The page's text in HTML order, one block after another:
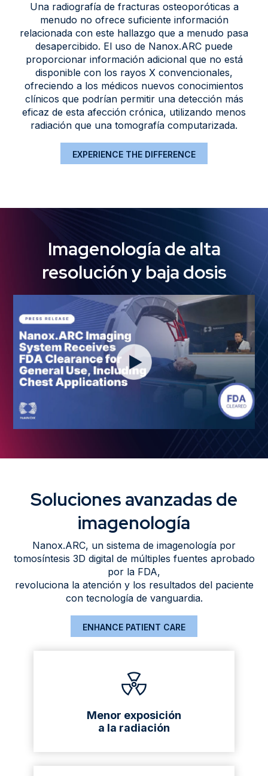
Una radiografía de fracturas osteoporóticas a
menudo no ofrece suficiente información
relacionada con este hallazgo que a menudo pasa
desapercibido. El uso de Nanox.ARC puede
proporcionar información adicional que no está
disponible con los rayos X convencionales,
ofreciendo a los médicos nuevos conocimientos
clínicos que podrían permitir una detección más
eficaz de esta afección crónica, utilizando menos
radiación que una tomografía computarizada.
EXPERIENCE THE DIFFERENCE
Imagenología de alta
resolución y baja dosis
Soluciones avanzadas de
imagenología
Nanox.ARC, un sistema de imagenología por
tomosíntesis 3D digital de múltiples fuentes aprobado
por la FDA,
revoluciona la atención y los resultados del paciente
con tecnología de vanguardia.
ENHANCE PATIENT CARE
Menor exposición
a la radiación